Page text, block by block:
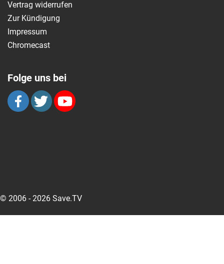
Vertrag widerrufen
Zur Kündigung
Impressum
Chromecast
Folge uns bei
© 2006 - 2026 Save.TV